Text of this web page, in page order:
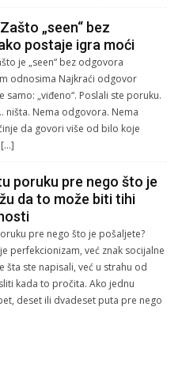
„seen“ bez
postaje igra moći
je „seen“ bez odgovora
odnosima Najkraći odgovor
„viđeno“. Poslali ste poruku.
ništa. Nema odgovora. Nema
da govori više od bilo koje
[…]
poruku pre nego što je
da to može biti tihi
pre nego što je pošaljete?
perfekcionizam, već znak socijalne
ste napisali, već u strahu od
kada to pročita. Ako jednu
deset ili dvadeset puta pre nego